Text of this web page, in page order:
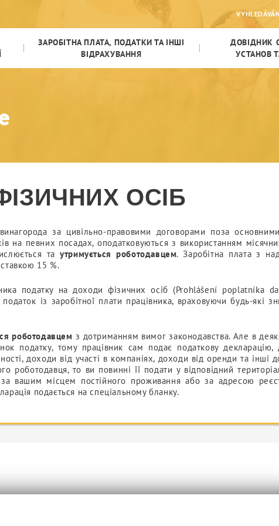
ОСІБ
ЗАРОБІТНА ПЛАТА, ПОДАТКИ ТА ІНШІ
ВІДРАХУВАННЯ
ДОВІДНИК
УСТАНОВ
ОСІБ
за цивільно-правовими договорами поза
на певних посадах, оподатковуються з використанням
таутримується роботодавцем. Заробітна плата з
15 %.
податку на доходи фізичних осіб (Prohlášení poplatníka
із заробітної плати працівника, враховуючи будь-які
роботодавцем з дотриманням вимог законодавства. Але в
податку, тому працівник сам подає податкову декларацію,
доходи від участі в компаніях, доходи від оренди та інші
роботодавця, то ви повинні її подати у відповідний
вашим місцем постійного проживання або за адресою
подається на спеціальному бланку.